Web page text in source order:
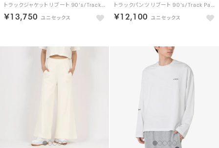
トラックジャケット リブート 90’s/Track Jacket REBOOT 90’s （NAVY / GREEN）
￥13,750
トラックパンツ リブート 90's/Track Pants REBOOT 90’s （NAVY）
￥12,100